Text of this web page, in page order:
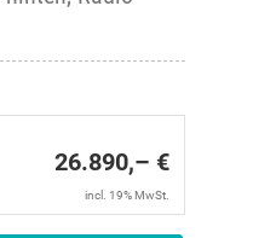
26.890,– €
incl. 19% MwSt.